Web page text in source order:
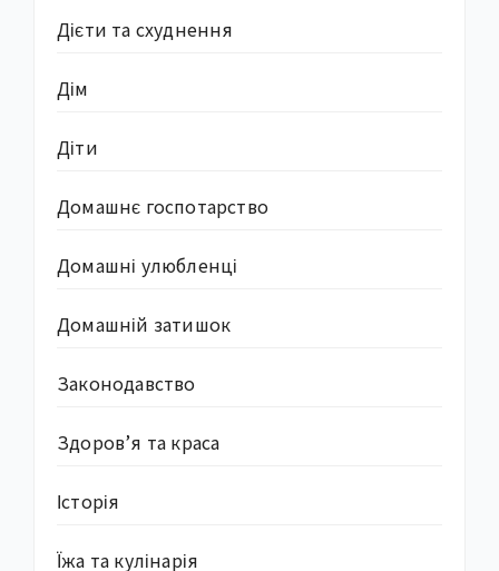
Дієти та схуднення
Дім
Діти
Домашнє госпотарство
Домашні улюбленці
Домашній затишок
Законодавство
Здоров’я та краса
Історія
Їжа та кулінарія